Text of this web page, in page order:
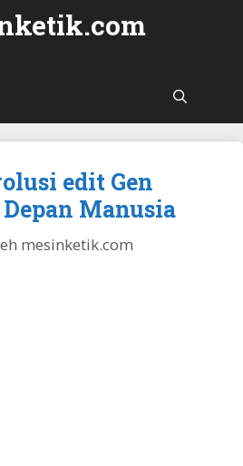
edit Gen
Manusia
mesinketik.com